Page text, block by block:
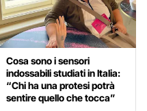
Cosa sono i sensori
indossabili studiati in Italia:
“Chi ha una protesi potrà
sentire quello che tocca”